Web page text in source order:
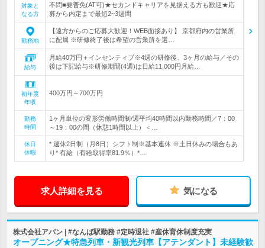
対象と
なる方
不問■要普免(AT可)★セカンドキャリアを見据える方も歓迎★応
募から内定まで最短2~3週間
勤務地
【遠方からのご応募大歓迎！WEB面接あり】 京都府内の営業所
に配属 ※研修終了後は希望の営業所を選…
給与
月給40万円＋インセンティブ※4週の研修後、3ヶ月の給与／その
後は下記給与※研修期間(4週)は日給11,000円月給…
初年度
年収
400万円～700万円
勤務
時間
1ヶ月単位の変形労働時間制/週平均40時間以内勤務時間／7：00
～19：00の間（休憩1時間以上）＜…
休日
休暇
* 週休2日制（月8日）シフト制※基本連休 ※土日休みの場合もあ
り* 有給（有給取得率81.9％）*…
求人詳細を見る 気になる
株式会社アバン | #なんば駅勤務 #定時退社 #産休育休制度充実
オープニング★特急列車・新観光列車【アテンダント】未経験歓